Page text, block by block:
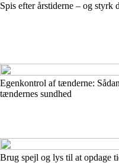
Spis efter årstiderne – og styrk
Egenkontrol af tænderne:
tændernes sundhed
Brug spejl og lys til at opdage